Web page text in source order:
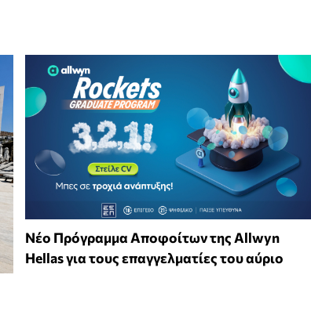
Νέο Πρόγραμμα Αποφοίτων της Allwyn
Hellas για τους επαγγελματίες του αύριο